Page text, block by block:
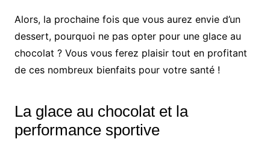
Alors, la prochaine fois que vous aurez envie d’un
dessert, pourquoi ne pas opter pour une glace au
chocolat ? Vous vous ferez plaisir tout en profitant
de ces nombreux bienfaits pour votre santé !
La glace au chocolat et la
performance sportive